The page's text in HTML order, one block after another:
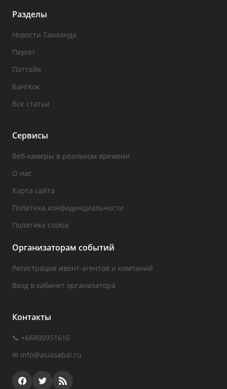
Разделы
Новости Таиланда
Пхукет
Паттайя
Бангкок
Все статьи
Сервисы
Веб-камеры в реальном времени
О нас
Карта сайта
Политика конфиденциальности
Политика cookie
Организаторам событий
Регистрация ивент-агентов и компаний
Вход в кабинет организатора
Контакты
📞 +66800951616
✉ info@asiasabai.ru